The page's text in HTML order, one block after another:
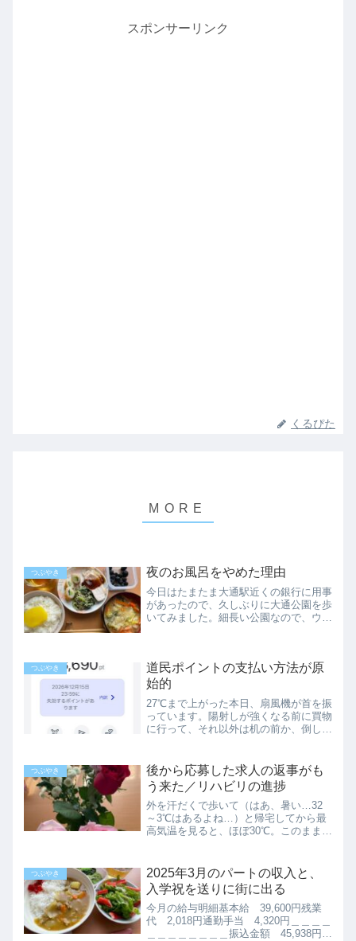
スポンサーリンク
くるぴた
つぶやき 夜のお風呂をやめた理由
今日はたまたま大通駅近くの銀行に用事
があったので、久しぶりに大通公園を歩
いてみました。細長い公園なので、ウォ
思っていたのに…桜も他の...
つぶやき
道民ポイントの支払い方法が原
始的
27℃まで上がった本日、扇風機が首を振
っています。陽射しが強くなる前に買物
に行って、それ以外は机の前か、倒した
は、トイレに行くのも大儀です。どうみ
んポイントを使ってみた...
つぶやき
後から応募した求人の返事がも
う来た／リハビリの進捗
外を汗だくで歩いて（はあ、暑い…32
～3℃はあるよね…）と帰宅してから最
高気温を見ると、ほぼ30℃。このまま本
もそういえば、昨日応募した求人の返事
が、もうメールで届いて...
つぶやき
2025年3月のパートの収入と、
入学祝を送りに街に出る
今月の給与明細基本給 39,600円残業
代 2,018円通勤手当 4,320円＿＿＿＿
＿＿＿＿＿＿＿＿振込金額 45,938円で